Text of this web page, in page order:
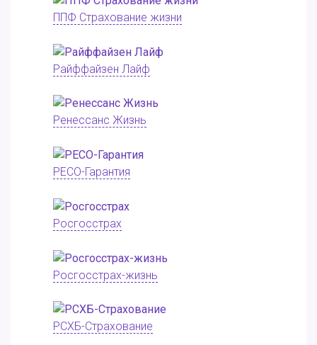
ППФ Страхование жизни
Райффайзен Лайф
Ренессанс Жизнь
РЕСО-Гарантия
Росгосстрах
Росгосстрах-жизнь
РСХБ-Страхование